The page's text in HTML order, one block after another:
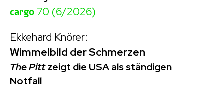
cargo 70 (6/2026)
Ekkehard Knörer:
Wimmelbild der Schmerzen
The Pittzeigt die USA als ständigen
Notfall